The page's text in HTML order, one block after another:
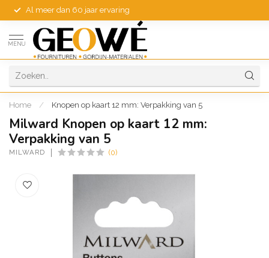
Al meer dan 60 jaar ervaring
MENU
Home / Knopen op kaart 12 mm: Verpakking van 5
Milward Knopen op kaart 12 mm:
Verpakking van 5
MILWARD (0)